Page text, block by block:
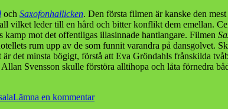
och Saxofonhallicken. Den första filmen är kanske den
vilket leder till en hård och bitter konflikt dem emellan.
mot det offentligas illasinnade hantlangare. Filmen
rum upp av de som funnit varandra på dansgolvet.
det minsta bögigt, förstå att Eva Gröndahls frånskilda
Svensson skulle förstöra alltihopa och låta förnedra
Lämna en kommentartill